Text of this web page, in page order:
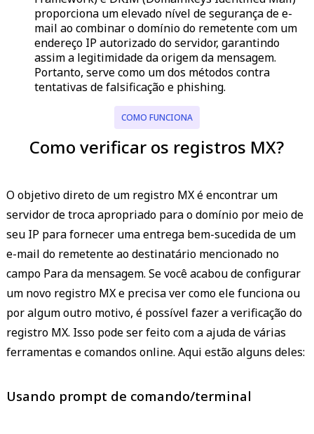
proporciona um elevado nível de segurança de e-
mail ao combinar o domínio do remetente com um
endereço IP autorizado do servidor, garantindo
assim a legitimidade da origem da mensagem.
Portanto, serve como um dos métodos contra
tentativas de falsificação e phishing.
COMO FUNCIONA
Como verificar os registros MX?
O objetivo direto de um registro MX é encontrar um
servidor de troca apropriado para o domínio por meio de
seu IP para fornecer uma entrega bem-sucedida de um
e-mail do remetente ao destinatário mencionado no
campo Para da mensagem. Se você acabou de configurar
um novo registro MX e precisa ver como ele funciona ou
por algum outro motivo, é possível fazer a verificação do
registro MX. Isso pode ser feito com a ajuda de várias
ferramentas e comandos online. Aqui estão alguns deles:
Usando prompt de comando/terminal